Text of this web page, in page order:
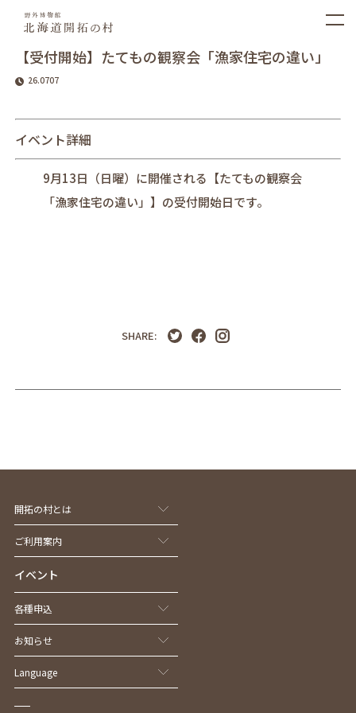
【受付開始】たてもの観察会「漁家住宅の違い」
26.0707
イベント詳細
9月13日（日曜）に開催される【たてもの観察会
「漁家住宅の違い」 】の受付開始日です。
SHARE:
開拓の村とは
ご利用案内
イベント
各種申込
お知らせ
Language